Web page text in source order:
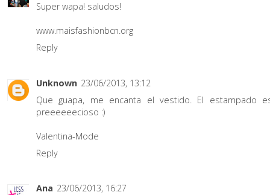
Super wapa! saludos!
www.maisfashionbcn.org
Reply
Unknown 23/06/2013, 13:12
Que guapa, me encanta el vestido. El estampado
preeeeeecioso :)
Valentina-Mode
Reply
Ana 23/06/2013, 16:27